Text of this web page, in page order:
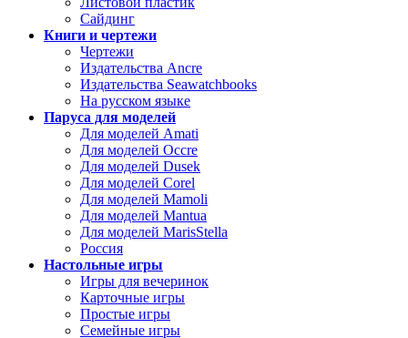
Сайдинг
Книги и чертежи
Чертежи
Издательства Ancre
Издательства Seawatchbooks
На русском языке
Паруса для моделей
Для моделей Amati
Для моделей Occre
Для моделей Dusek
Для моделей Corel
Для моделей Mamoli
Для моделей Mantua
Для моделей MarisStella
Россия
Настольные игры
Игры для вечеринок
Карточные игры
Простые игры
Семейные игры